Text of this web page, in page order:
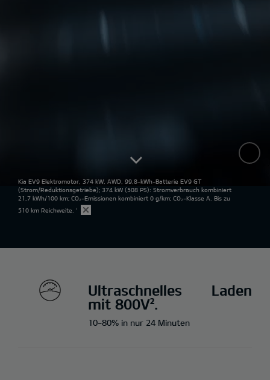
Kia EV9 Elektromotor, 374 kW, AWD, 99,8-kWh-Batterie EV9 GT
(Strom/Reduktionsgetriebe); 374 kW (508 PS): Stromverbrauch kombiniert
21,7 kWh/100 km; CO₂-Emissionen kombiniert 0 g/km; CO₂-Klasse A. Bis zu
510 km Reichweite. ¹
Ultraschnelles Laden
mit 800V².
10-80% in nur 24 Minuten